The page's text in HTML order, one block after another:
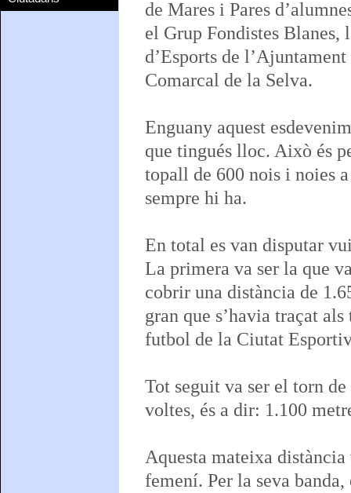
de Mares i Pares
el Grup Fondistes Blanes,
d’Esports de
Comarcal de la Selva.
Enguany aquest
que tingués lloc. Això és
topall de 600 nois i noies
sempre hi ha.
En total es van disputar
La primera va ser la que
cobrir una distància de
gran que s’havia traçat als
futbol de la Ciutat
Tot seguit va ser el torn
voltes, és a dir: 1.100
Aquesta mateixa
femení. Per la seva